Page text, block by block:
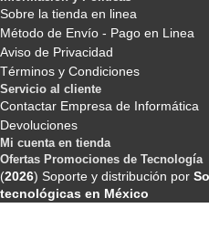
Sobre la tienda en linea
Método de Envío - Pago en Linea
Aviso de Privacidad
Términos y Condiciones
Servicio al cliente
Contactar Empresa de Informática
Devoluciones
Mi cuenta en tienda
Ofertas Promociones de Tecnología
(2026) Soporte y distribución por
tecnológicas en México